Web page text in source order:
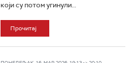
који су потом угинули...
Прочитај